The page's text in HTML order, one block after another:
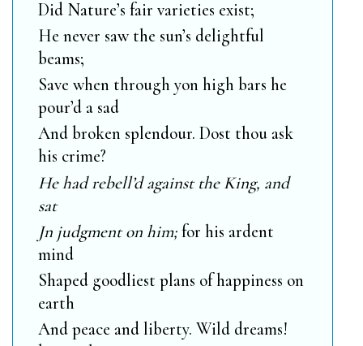
Did Nature’s fair varieties exist;
He never saw the sun’s delightful
beams;
Save when through yon high bars he
pour’d a sad
And broken splendour. Dost thou ask
his crime?
He had rebell’d againstthe King, and
sat
Jn judgment on him;for his ardent
mind
Shaped goodliest plans of happiness on
earth
And peace and liberty. Wild dreams!